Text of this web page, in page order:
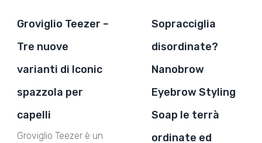
Groviglio Teezer –
Tre nuove
varianti di Iconic
spazzola per
capelli
Groviglio Teezer è un
Sopracciglia
disordinate?
Nanobrow
Eyebrow Styling
Soap le terrà
ordinate ed